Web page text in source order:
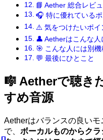
📘 Aether 総合レビ
🎧 特に優れているポ
⚠️ 気をつけたいポイ
👤 Aetherはこんな人
🎯 こんな人には別
💬 最後にひとこと
🎼 Aetherで聴き
すめ音源
Aetherはバランスの良い
で、 ボーカルものからク